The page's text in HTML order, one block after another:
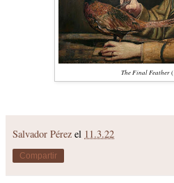
The Final Feather
Salvador Pérez el 11.3.22
Compartir